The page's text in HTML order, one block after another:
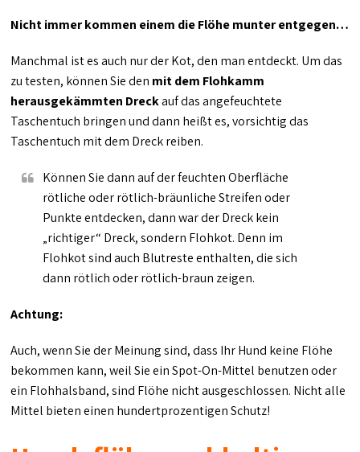
Nicht immer kommen einem die Flöhe munter entgegen…
Manchmal ist es auch nur der Kot, den man entdeckt. Um das
zu testen, können Sie den mit dem Flohkamm
herausgekämmten Dreckauf das angefeuchtete
Taschentuch bringen und dann heißt es, vorsichtig das
Taschentuch mit dem Dreck reiben.
Können Sie dann auf der feuchten Oberfläche
rötliche oder rötlich-bräunliche Streifen oder
Punkte entdecken, dann war der Dreck kein
„richtiger“ Dreck, sondern Flohkot. Denn im
Flohkot sind auch Blutreste enthalten, die sich
dann rötlich oder rötlich-braun zeigen.
Achtung:
Auch, wenn Sie der Meinung sind, dass Ihr Hund keine Flöhe
bekommen kann, weil Sie ein Spot-On-Mittel benutzen oder
ein Flohhalsband, sind Flöhe nicht ausgeschlossen. Nicht alle
Mittel bieten einen hundertprozentigen Schutz!